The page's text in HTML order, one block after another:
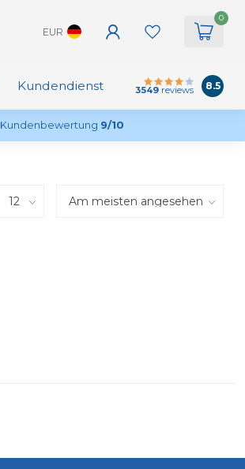
EUR
0
Kundendienst 3549 reviews 8.5
Kundenbewertung 9/10